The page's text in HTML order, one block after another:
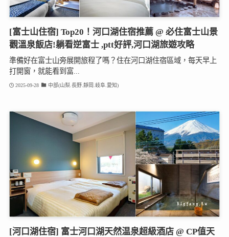
[富士山住宿] Top20！河口湖住宿推薦 @ 必住富士山景
觀溫泉飯店!躺看逆富士 ,ptt好評,河口湖旅遊攻略
準備好在富士山旁展開旅程了嗎？住在河口湖住宿區域，每天早上
打開窗，就能看到富...
2025-09-28 中部(山梨.長野.靜岡.岐阜.愛知)
[河口湖住宿] 富士河口湖天然温泉超級酒店 @ CP值天